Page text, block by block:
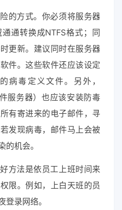
的方式。你必须将服务器
通转换成NTFS格式；同
更新。建议同时在服务器
件。这些软件还应该设定
病毒定义文件。另外，
服务器）也应该安装防毒
有寄进来的电子邮件，寻
发现病毒，邮件马上会被
的机会。
方法是依员工上班时间来
限。例如，上白天班的员
登录网络。